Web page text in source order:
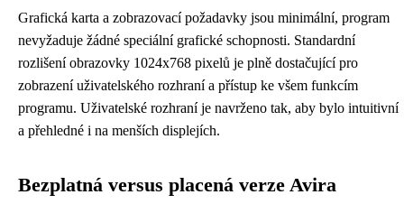
Grafická karta a zobrazovací požadavky jsou minimální, program
nevyžaduje žádné speciální grafické schopnosti. Standardní
rozlišení obrazovky 1024x768 pixelů je plně dostačující pro
zobrazení uživatelského rozhraní a přístup ke všem funkcím
programu. Uživatelské rozhraní je navrženo tak, aby bylo intuitivní
a přehledné i na menších displejích.
Bezplatná versus placená verze Avira